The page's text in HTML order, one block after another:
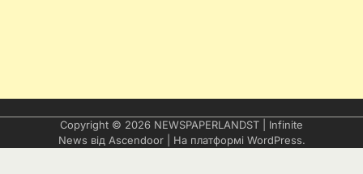
Copyright © 2026 NEWSPAPERLANDST | Infinite
News від Ascendoor| На платформі WordPress.